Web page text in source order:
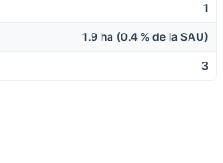
1
1.9 ha (0.4 % de la SAU)
3